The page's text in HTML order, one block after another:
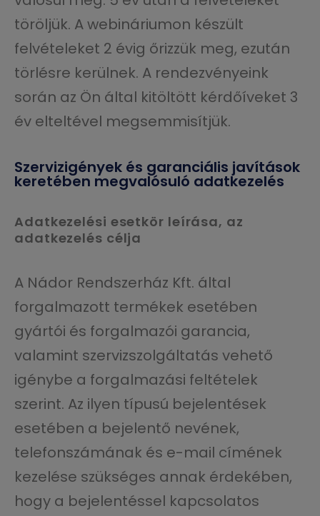
töröljük. A webináriumon készült
felvételeket 2 évig őrizzük meg, ezután
törlésre kerülnek. A rendezvényeink
során az Ön által kitöltött kérdőíveket 3
év elteltével megsemmisítjük.
Szervizigények és garanciális javítások
keretében megvalósuló adatkezelés
Adatkezelési esetkör leírása, az
adatkezelés célja
A Nádor Rendszerház Kft. által
forgalmazott termékek esetében
gyártói és forgalmazói garancia,
valamint szervizszolgáltatás vehető
igénybe a forgalmazási feltételek
szerint. Az ilyen típusú bejelentések
esetében a bejelentő nevének,
telefonszámának és e-mail címének
kezelése szükséges annak érdekében,
hogy a bejelentéssel kapcsolatos